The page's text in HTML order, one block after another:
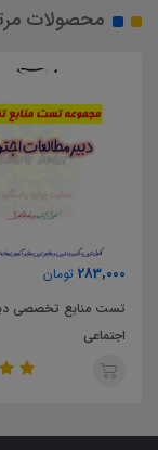
محصولات
283,000 تومان
تست منابع تخصصی
اجتماعی